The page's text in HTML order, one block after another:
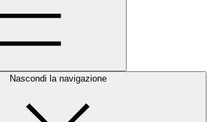
Nascondi la navigazione